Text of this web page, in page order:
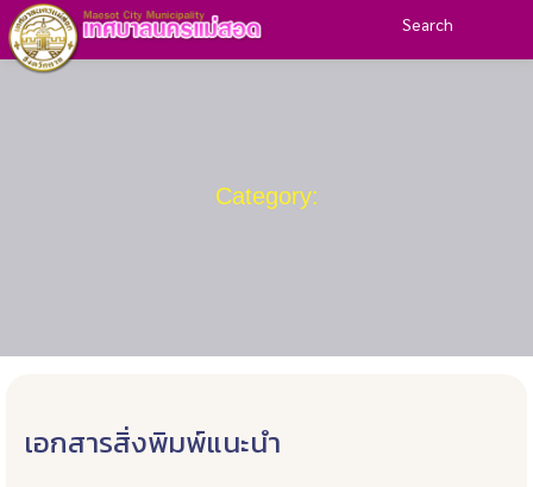
Search
Category:
เอกสารสิ่งพิมพ์แนะนำ